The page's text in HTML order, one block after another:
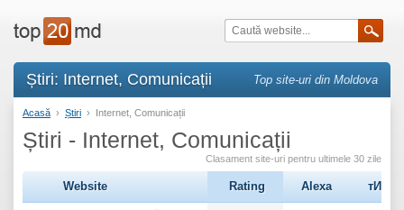
Știri: Internet, Comunicații Top site-uri din Moldova
Acasă › Știri › Internet, Comunicații
Știri - Internet, Comunicații
Clasament site-uri pentru ultimele 30 zile
Website Rating Alexa тИЦ